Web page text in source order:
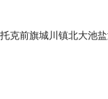
克前旗城川镇北大池